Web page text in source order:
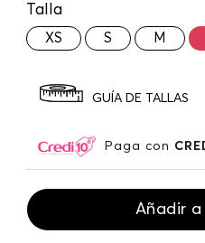
Talla
XS S M
GUÍA DE TALLAS
Paga con
Añadir